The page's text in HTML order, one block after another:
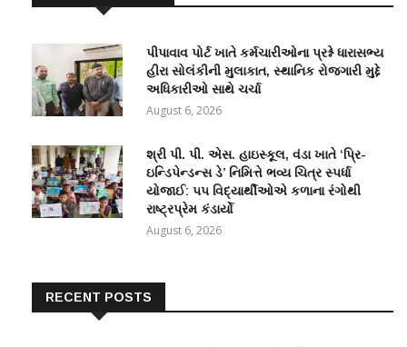
પીપાવાવ પોર્ટ ખાતે કર્મચારીઓના પ્રશ્ને ધારાસભ્ય
હીરા સોલંકીની મુલાકાત, સ્થાનિક રોજગારી મુદ્દે
અધિકારીઓ સાથે ચર્ચા
August 6, 2026
શ્રી પી. પી. એસ. હાઇસ્કૂલ, વંડા ખાતે ‘પ્રિ-
ઇન્ડિપેન્ડન્સ ડે’ નિમિત્તે ભવ્ય ચિત્ર સ્પર્ધા
યોજાઈ: ૫૫ વિદ્યાર્થીઓએ કળાના રંગોથી
રાષ્ટ્રપ્રેમ કંડાર્યો
August 6, 2026
RECENT POSTS